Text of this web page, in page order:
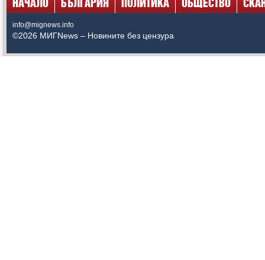
НАЧАЛО БЪЛГАРИЯ ПОЛИТИКА ОБЩЕСТВО
info@mignews.info
©2026 МИГNews – Новините без цензура